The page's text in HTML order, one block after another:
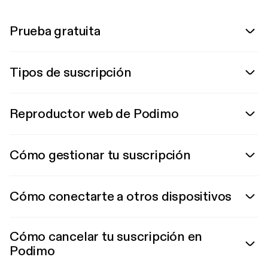
Prueba gratuita
Tipos de suscripción
Reproductor web de Podimo
Cómo gestionar tu suscripción
Cómo conectarte a otros dispositivos
Cómo cancelar tu suscripción en
Podimo